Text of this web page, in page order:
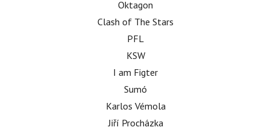
Oktagon
Clash of The Stars
PFL
KSW
I am Figter
Sumó
Karlos Vémola
Jiří Procházka